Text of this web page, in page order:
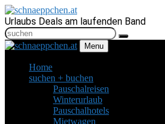
Urlaubs Deals am laufenden Band
Menu
Home
suchen + buchen
Pauschalreisen
Winterurlaub
Pauschalhotels
Mietwagen